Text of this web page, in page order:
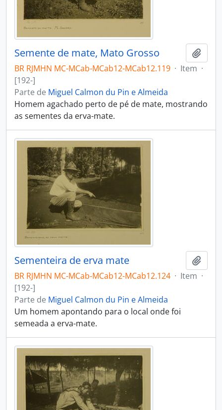
Semente de mate, Mato Grosso
BR RJMHN MC-MCab-MCab12-MCab12.119 · Item ·
[192-]
Parte de Miguel Calmon du Pin e Almeida
Homem agachado perto de pé de mate, mostrando
as sementes da erva-mate.
Sementeira de erva mate
BR RJMHN MC-MCab-MCab12-MCab12.124 · Item ·
[192-]
Parte de Miguel Calmon du Pin e Almeida
Um homem apontando para o local onde foi
semeada a erva-mate.